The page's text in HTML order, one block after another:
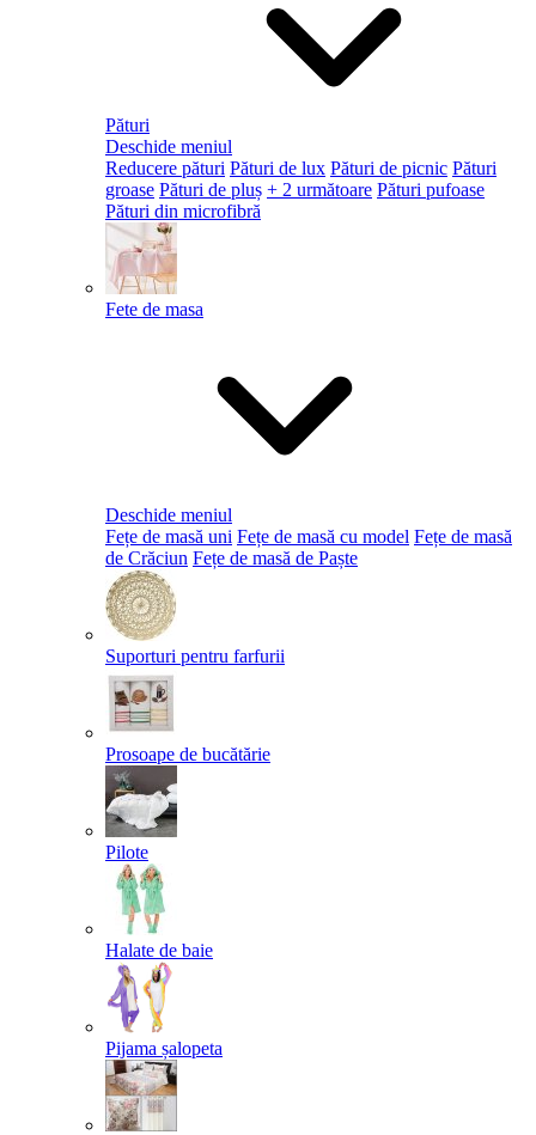
Pături
Deschide meniul
Reducere pături Pături de lux Pături de picnic Pături
groase Pături de pluș + 2 următoare Pături pufoase
Pături din microfibră
Fete de masa
Deschide meniul
Fețe de masă uni Fețe de masă cu model Fețe de masă
de Crăciun Fețe de masă de Paște​
Suporturi pentru farfurii
Prosoape de bucătărie
Pilote
Halate de baie
Pijama șalopeta